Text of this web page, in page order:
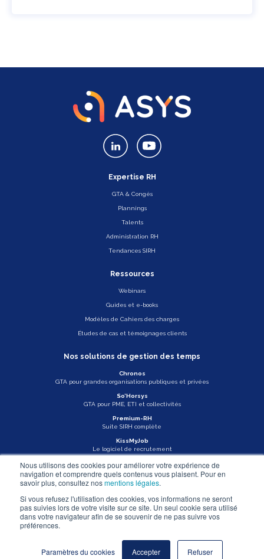
Nous utilisons des cookies pour améliorer votre expérience de
navigation et comprendre quels contenus vous plaisent. Pour en
savoir plus, consultez nosmentions légales.
Si vous refusez l'utilisation des cookies, vos informations ne seront
pas suivies lors de votre visite sur ce site. Un seul cookie sera utilisé
dans votre navigateur afin de se souvenir de ne pas suivre vos
préférences.
Paramètres du cookies Accepter Refuser
Expertise RH
GTA & Congés
Plannings
Talents
Administration RH
Tendances SIRH
Ressources
Webinars
Guides et e-books
Modèles de Cahiers des charges
Études de cas et témoignages clients
Nos solutions de gestion des temps
Chronos
GTA pour grandes organisations publiques et privées
So’Horsys
GTA pour PME, ETI et collectivités
Premium-RH
Suite SIRH complète
KissMyJob
Le logiciel de recrutement
Veille légale
Nous contacter
Mentions légales